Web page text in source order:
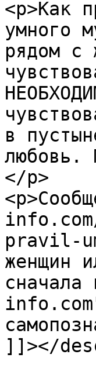
<p>Как
умного
рядом с
в
любовь.
</p>
pravil-
женщин
]]></